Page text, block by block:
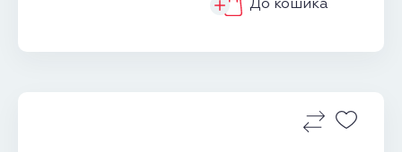
До кошика